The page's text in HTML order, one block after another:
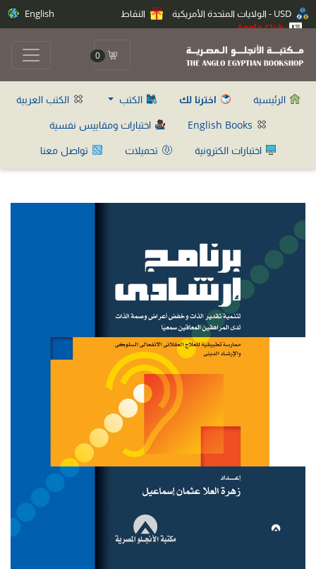
النقاط
Anglo Club
English
0
الرئيسية اخترنا لك الكتب
الكتب العربية
اختبارات ومقاييس نفسية
اختبارات الكترونية
تحميلات تواصل معنا